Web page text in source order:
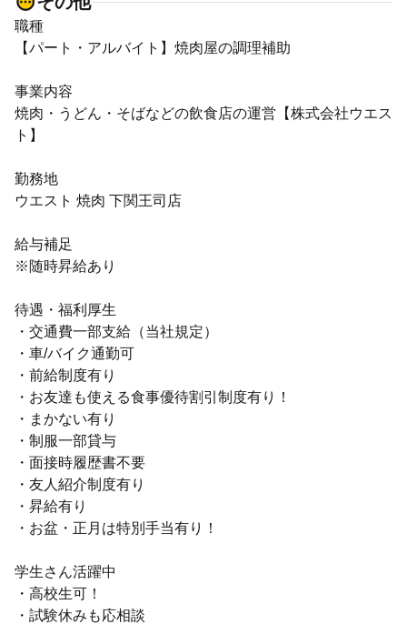
職種
【パート・アルバイト】焼肉屋の調理補助
事業内容
焼肉・うどん・そばなどの飲食店の運営【株式会社ウエス
ト】
勤務地
ウエスト 焼肉 下関王司店
給与補足
※随時昇給あり
待遇・福利厚生
・交通費一部支給（当社規定）
・車/バイク通勤可
・前給制度有り
・お友達も使える食事優待割引制度有り！
・まかない有り
・制服一部貸与
・面接時履歴書不要
・友人紹介制度有り
・昇給有り
・お盆・正月は特別手当有り！
学生さん活躍中
・高校生可！
・試験休みも応相談